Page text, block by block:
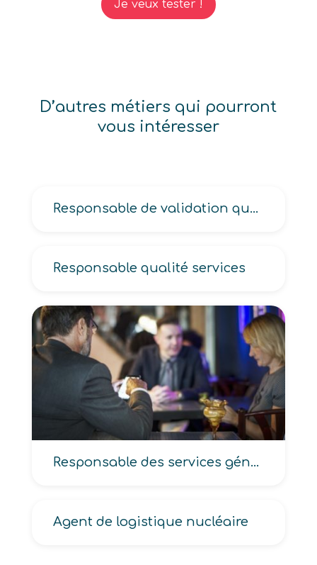
Je veux tester !
D’autres métiers qui pourront
vous intéresser
Responsable de validation qualité en industrie, du service qualité en industrie
Responsable qualité services
Responsable des services généraux et administratifs, des services gestion et administration
Agent de logistique nucléaire